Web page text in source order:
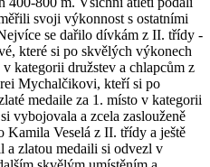
svoji výkonnost s ostatními
se dařilo dívkám z II. třídy -
které si po skvělých výkonech
kategorii družstev a chlapcům z
Mychalčikovi, kteří si po
medaile za 1. místo v kategorii
vybojovala a zcela zaslouženě
Kamila Veselá z II. třídy a ještě
a zlatou medaili si odvezl v